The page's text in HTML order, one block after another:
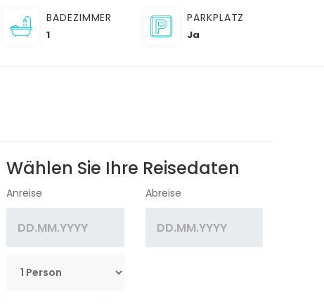
BADEZIMMER
1
PARKPLATZ
Ja
Wählen Sie Ihre Reisedaten
Anreise Abreise